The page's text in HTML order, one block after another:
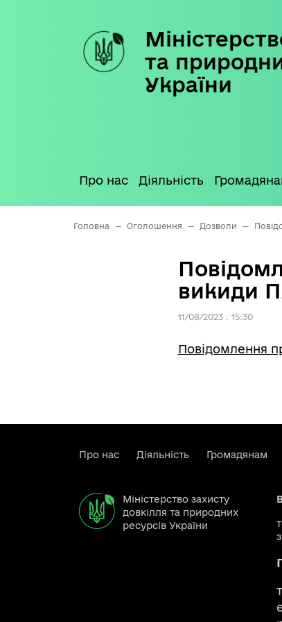
та
України
Про нас Діяльність
Головна — Оголошення — Дозволи —
викиди
11/08/2023 : 15:30
Повідомлення
Про нас Діяльність Громадянам
Міністерство захисту
довкілля та природних
ресурсів України